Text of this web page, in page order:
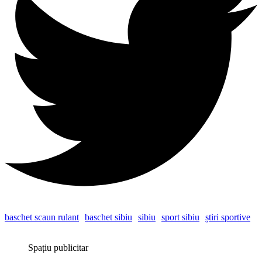
baschet scaun rulant baschet sibiu sibiu sport sibiu știri sportive
Spațiu publicitar